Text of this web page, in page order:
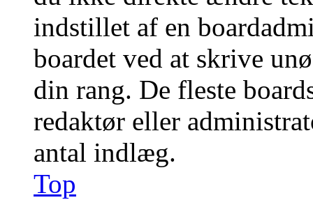
indstillet af en
boardet ved at skrive
din rang. De fleste
redaktør eller
antal indlæg.
Top